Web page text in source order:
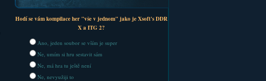
Hodí se vám kompilace her "vše v jednom" jako je Xsoft's DDR
X a ITG 2?
Ano, jeden soubor se vším je super
Ne, umím si hru sestavit sám
Ne, má hra tu ještě není
Ne, nevyužiji to